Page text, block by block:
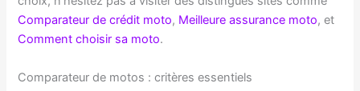
Comparateur de crédit moto, Meilleure assurance moto, et
Comment choisir sa moto.
Comparateur de motos : critères essentiels